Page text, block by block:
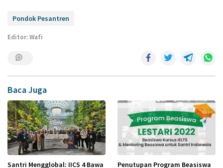
Pondok Pesantren
Editor: Wafi
Baca Juga
Santri Mengglobal: IICS 4 Bawa
Penutupan Program Beasiswa